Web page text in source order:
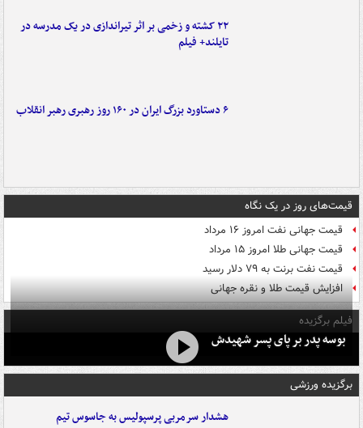
۲۲ کشته و زخمی بر اثر تیراندازی در یک مدرسه در
تایلند+ فیلم
۶ دستاورد بزرگ ایران در ۱۶۰ روز رهبری رهبر انقلاب
قیمت‌های روز در یک نگاه
قیمت جهانی نفت امروز ۱۶ مرداد
قیمت جهانی طلا امروز ۱۵ مرداد
قیمت نفت برنت به ۷۹ دلار رسید
افزایش قیمت طلا و نقره جهانی
فیلم برگزیده
بوسه‌ پدر بر پای پسر شهیدش
برگزیده ورزشی
هشدار سرمربی پرسپولیس به جاسوس تیم